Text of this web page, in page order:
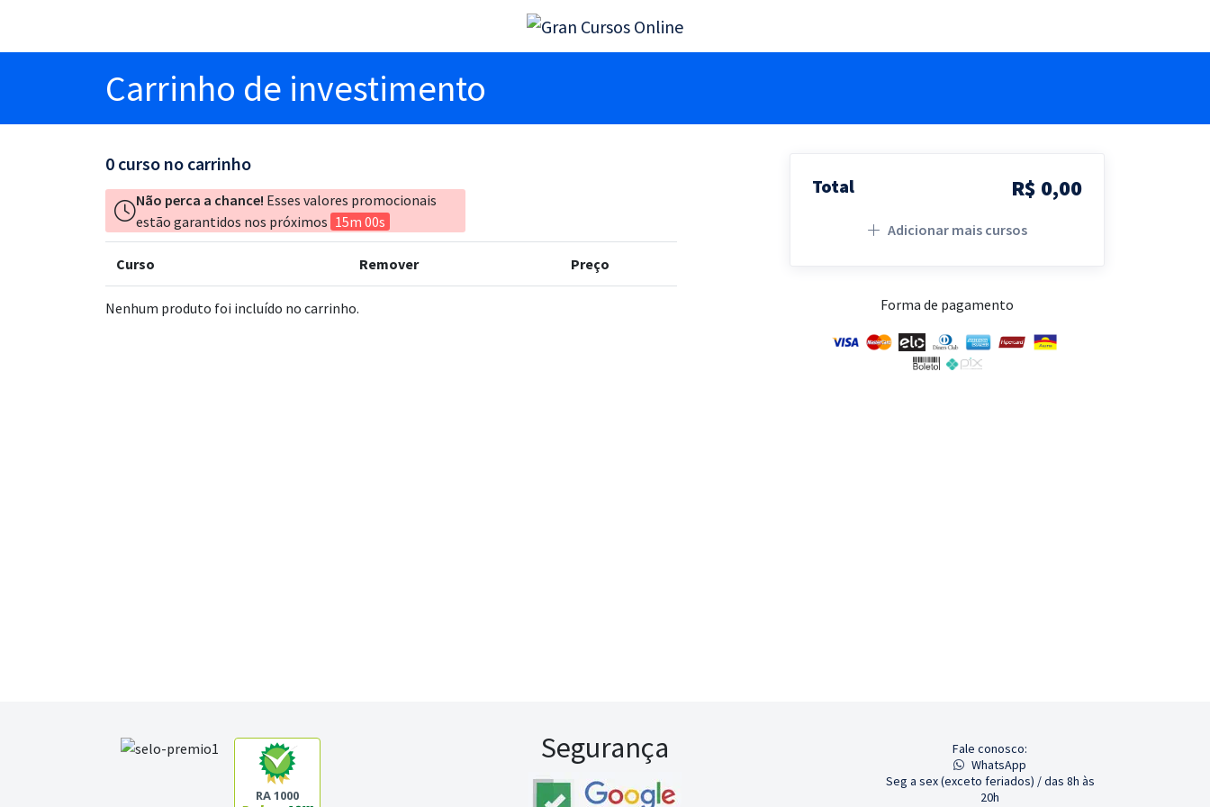
Carrinho de investimento
0 curso no carrinho
Não perca a chance! Esses valores promocionais
estão garantidos nos próximos 15m 00s
Curso Remover Preço
Nenhum produto foi incluído no carrinho.
Total R$ 0,00
Adicionar mais cursos
Forma de pagamento
RA 1000
Segurança
Fale conosco:
WhatsApp
Seg a sex (exceto feriados) / das 8h às
20h